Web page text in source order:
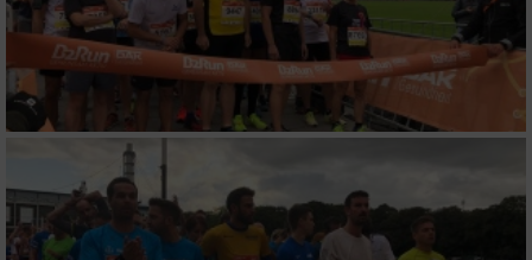
Erstellung von Profilen zur Personalisierung
von Inhalten
personalisierter Inhalte
Messung der Werbeleistung
Messung der Performance von Inhalten